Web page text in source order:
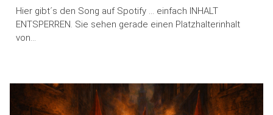
Hier gibt´s den Song auf Spotify … einfach INHALT
ENTSPERREN. Sie sehen gerade einen Platzhalterinhalt
von…